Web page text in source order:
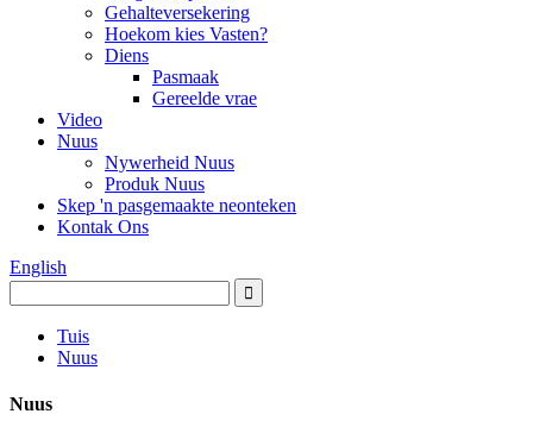
Gehalteversekering
Hoekom kies Vasten?
Diens
Pasmaak
Gereelde vrae
Video
Nuus
Nywerheid Nuus
Produk Nuus
Skep 'n pasgemaakte neonteken
Kontak Ons
English
Tuis
Nuus
Nuus